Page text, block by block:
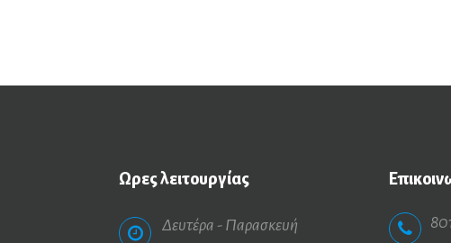
Ωρεςλειτουργίας
Δευτέρα - Παρασκευή